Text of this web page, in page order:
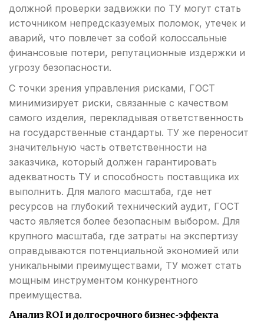
должной проверки задвижки по ТУ могут стать
источником непредсказуемых поломок, утечек и
аварий, что повлечет за собой колоссальные
финансовые потери, репутационные издержки и
угрозу безопасности.
С точки зрения управления рисками, ГОСТ
минимизирует риски, связанные с качеством
самого изделия, перекладывая ответственность
на государственные стандарты. ТУ же переносит
значительную часть ответственности на
заказчика, который должен гарантировать
адекватность ТУ и способность поставщика их
выполнить. Для малого масштаба, где нет
ресурсов на глубокий технический аудит, ГОСТ
часто является более безопасным выбором. Для
крупного масштаба, где затраты на экспертизу
оправдываются потенциальной экономией или
уникальными преимуществами, ТУ может стать
мощным инструментом конкурентного
преимущества.
Анализ ROI и долгосрочного бизнес-эффекта